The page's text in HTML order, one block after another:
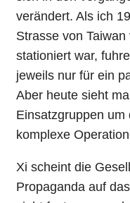
verändert. Als ich
Strasse von
stationiert war,
jeweils nur für ein
Aber heute sieht
Einsatzgruppen
komplexe
Xi scheint die
Propaganda auf